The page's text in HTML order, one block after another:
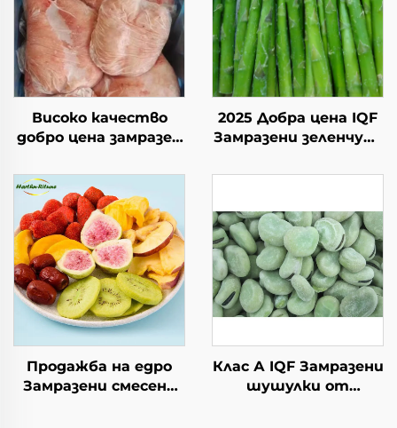
Високо качество
добро цена замразен
мазнина на
опашката наличен
замразен агнешки
бут за продажба
2025 Добра цена IQF
Замразени зеленчуци
Замразен зелен
Продажба на едро
Замразени смесени
Клас А IQF Замразени
шушулки от